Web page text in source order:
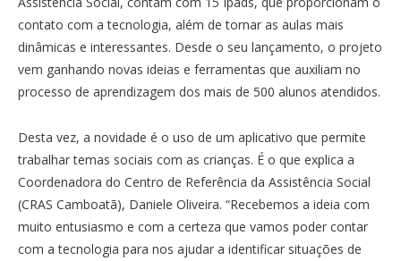
contato com a tecnologia, além de tornar as aulas mais
dinâmicas e interessantes. Desde o seu lançamento, o projeto
vem ganhando novas ideias e ferramentas que auxiliam no
processo de aprendizagem dos mais de 500 alunos atendidos.
Desta vez, a novidade é o uso de um aplicativo que permite
trabalhar temas sociais com as crianças. É o que explica a
Coordenadora do Centro de Referência da Assistência Social
(CRAS Camboatã), Daniele Oliveira. “Recebemos a ideia com
muito entusiasmo e com a certeza que vamos poder contar
com a tecnologia para nos ajudar a identificar situações de